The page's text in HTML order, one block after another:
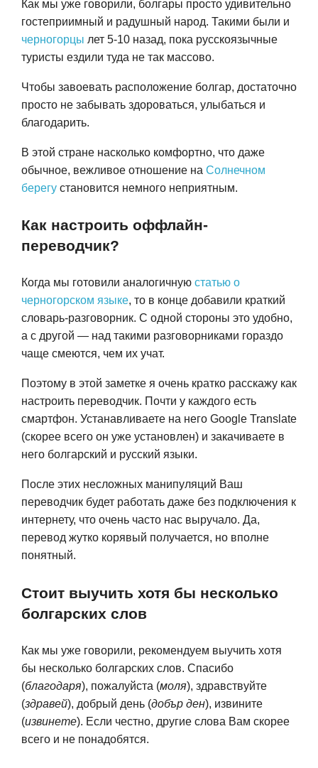
достопримечательности на 2-х языках (бывает и на
тоже)
Как мы уже говорили, болгары просто удивительно
гостеприимный и радушный народ. Такими были и
черногорцы лет 5-10 назад, пока русскоязычные
туристы ездили туда не так массово.
Чтобы завоевать расположение болгар, достаточно
просто не забывать здороваться, улыбаться и
благодарить.
В этой стране насколько комфортно, что даже
обычное, вежливое отношение на Солнечном
берегу становится немного неприятным.
Как настроить оффлайн-
переводчик?
Когда мы готовили аналогичную статью о
черногорском языке, то в конце добавили краткий
словарь-разговорник. С одной стороны это удобно,
а с другой — над такими разговорниками гораздо
чаще смеются, чем их учат.
Поэтому в этой заметке я очень кратко расскажу как
настроить переводчик. Почти у каждого есть
смартфон. Устанавливаете на него Google Translate
(скорее всего он уже установлен) и закачиваете в
него болгарский и русский языки.
После этих несложных манипуляций Ваш
переводчик будет работать даже без подключения к
интернету, что очень часто нас выручало. Да,
перевод жутко корявый получается, но вполне
понятный.
Стоит выучить хотя бы несколько
болгарских слов
Как мы уже говорили, рекомендуем выучить хотя
бы несколько болгарских слов. Спасибо
(благодаря), пожалуйста (моля), здравствуйте
(здравей), добрый день (добър ден), извините
(извинете). Если честно, другие слова Вам скорее
всего и не понадобятся.